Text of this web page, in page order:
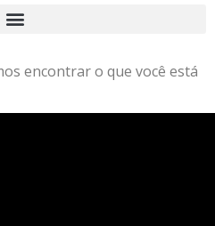
encontrar o que você está